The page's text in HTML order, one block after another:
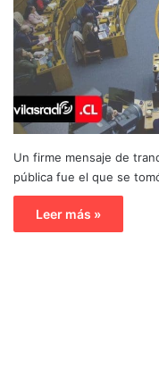
Un firme mensaje de
pública fue el que se
Leer más »